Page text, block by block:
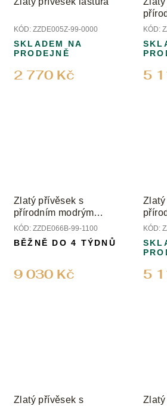
KÓD: ZZDE005Z-99-0000
2 770 Kč
SKLADEM NA
PRODEJNĚ
KÓD:
5
Zlatý přívěsek s
přírodním modrým
safírem a diamanty
KÓD: ZZDE066B-99-1100
9 030 Kč
BĚŽNĚ DO 4 TÝDNŮ
Zlatý
KÓD:
5
Zlatý přívěsek s
Zlatý